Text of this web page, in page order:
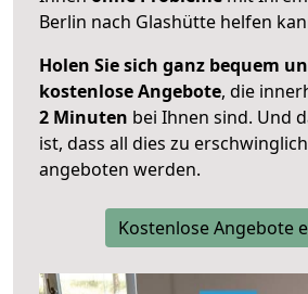
Berlin nach Glashütte helfen
Holen Sie sich ganz bequem
kostenlose Angebote, die
2 Minuten bei Ihnen sind. Und
ist, dass all dies zu
angeboten werden.
Kostenlose Angebote